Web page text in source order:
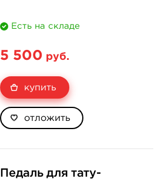
Есть на складе
5 500 руб.
купить
отложить
Педаль для тату-